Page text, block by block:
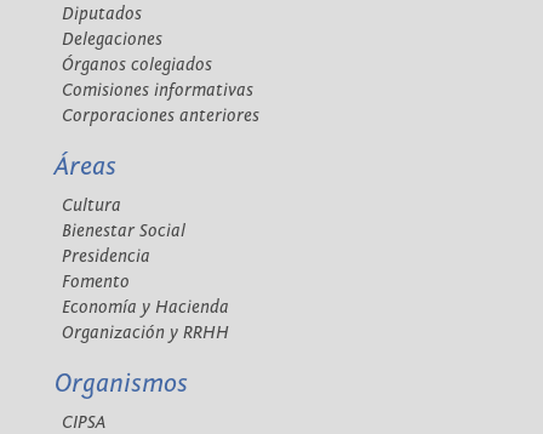
Diputados
Delegaciones
Órganos colegiados
Comisiones informativas
Corporaciones anteriores
Áreas
Cultura
Bienestar Social
Presidencia
Fomento
Economía y Hacienda
Organización y RRHH
Organismos
CIPSA